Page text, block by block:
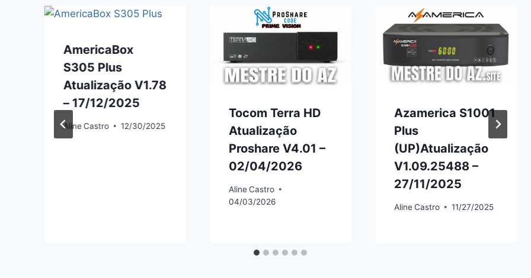
AmericaBox
S305 Plus
Atualização V1.78
– 17/12/2025
Aline Castro 12/30/2025
Tocom Terra HD
Atualização
Proshare V4.01 –
02/04/2026
AlineCastro
04/03/2026
Azamerica S1001
Plus
(UP)Atualização
V1.09.25488 –
27/11/2025
Aline Castro 11/27/2025